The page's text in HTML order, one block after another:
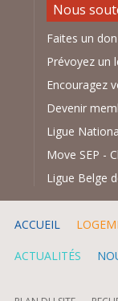
Nous
Faites un
Prévoyez un
Encouragez
Devenir
Ligue
Move SEP -
Ligue Belge
ACCUEIL
ACTUALITÉS